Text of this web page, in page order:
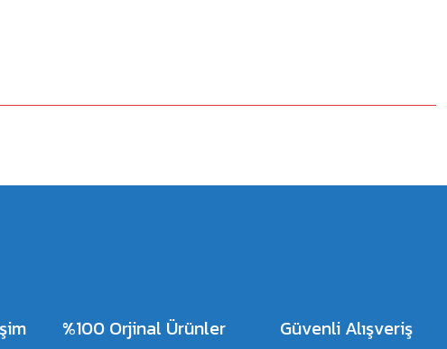
%100 Orjinal Ürünler Güvenli Alışveriş